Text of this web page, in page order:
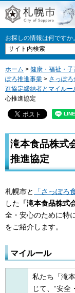
札幌市
お探しの情報は何ですか。
ホーム > 健康・福祉・子
ぽろ推進事業 > さっぽ
進協定締結者とマイルー
心推進協定
滝本食品株式
推進協定
札幌市と 「さっぽろ
した 「滝本食品株式
全・安心のために特
をご紹介します。
マイルール
私たち「滝
じて、“安全